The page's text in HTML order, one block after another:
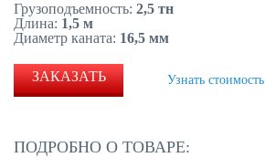
Грузоподъемность: 2,5 тн
Длина: 1,5 м
Диаметр каната: 16,5 мм
ЗАКАЗАТЬ Узнать стоимость
ПОДРОБНО О ТОВАРЕ: